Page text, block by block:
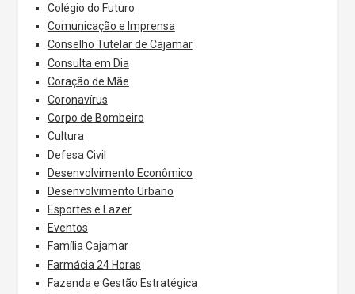
Colégio do Futuro
Comunicação e Imprensa
Conselho Tutelar de Cajamar
Consulta em Dia
Coração de Mãe
Coronavírus
Corpo de Bombeiro
Cultura
Defesa Civil
Desenvolvimento Econômico
Desenvolvimento Urbano
Esportes e Lazer
Eventos
Família Cajamar
Farmácia 24 Horas
Fazenda e Gestão Estratégica